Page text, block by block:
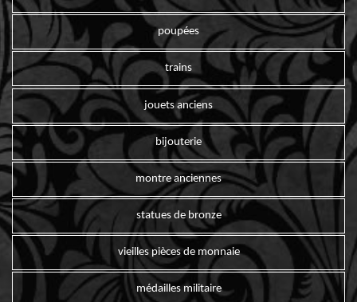
poupées
trains
jouets anciens
bijouterie
montre anciennes
statues de bronze
vieilles pièces de monnaie
médailles militaire